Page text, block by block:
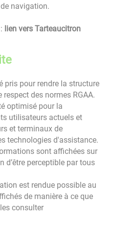
navigation.
lien vers Tarteaucitron
pris pour rendre la structure
des normes RGAA.
optimisé pour la
utilisateurs actuels et
et terminaux de
technologies d'assistance.
sont affichées sur
d’être perceptible par tous
est rendue possible au
de manière à ce que
consulter